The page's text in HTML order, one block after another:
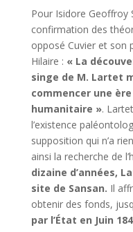
Pour Isidore Geoffroy
confirmation des
opposé Cuvier et son
Hilaire : « La
singe de M. Lartet
commencer une
humanitaire ».
l’existence
supposition qui n’a
ainsi la recherche de
dizaine d’années,
site de Sansan. Il
obtenir des fonds,
par l’État en Juin